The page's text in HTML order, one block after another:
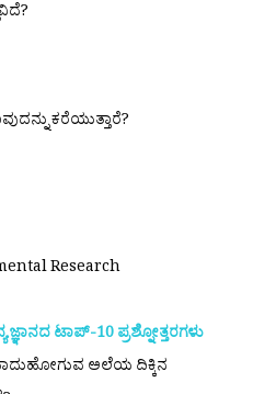
ಕರೆಯುತ್ತಾರೆ?
Research
ಜ್ಞಾನದ ಟಾಪ್-10 ಪ್ರಶ್ನೋತ್ತರಗಳು
ಅಲೆಯ ದಿಕ್ಕಿನ